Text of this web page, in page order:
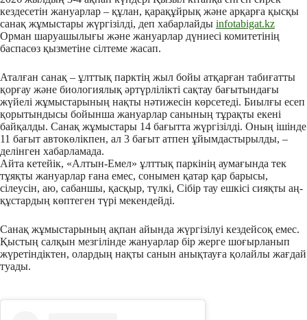
кездесетін жануарлар – құлан, қарақұйрық және арқарға қысқы
санақ жұмыстары жүргізілді, деп хабарлайды infotabigat.kz
Орман шаруашылығы және жануарлар дүниесі комитетінің
баспасөз қызметіне сілтеме жасап.
Аталған санақ – ұлттық парктің жыл бойы атқарған табиғатты
қорғау және биологиялық әртүрлілікті сақтау бағытындағы
жүйелі жұмыстарының нақты нәтижесін көрсетеді. Биылғы есеп
қорытындысы бойынша жануарлар санының тұрақты екені
байқалды. Санақ жұмыстары 14 бағытта жүргізілді. Оның ішінде
11 бағыт автокөлікпен, ал 3 бағыт атпен ұйымдастырылды, –
делінген хабарламада.
Айта кетейік, «Алтын-Емел» ұлттық паркінің аумағында тек
тұяқты жануарлар ғана емес, сонымен қатар қар барысы,
сілеусін, аю, сабаншы, қасқыр, түлкі, Сібір тау ешкісі сияқты аң-
құстардың көптеген түрі мекендейді.
Санақ жұмыстарының ақпан айында жүргізілуі кездейсоқ емес.
Қыстың салқын мезгілінде жануарлар бір жерге шоғырланып
жүретіндіктен, олардың нақты санын анықтауға қолайлы жағдай
туады.